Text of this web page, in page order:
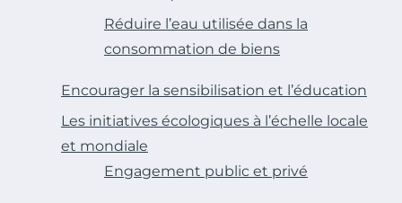
Réduire l’eau utilisée dans la
consommation de biens
Encourager la sensibilisation et l’éducation
Les initiatives écologiques à l’échelle locale
et mondiale
Engagement public et privé